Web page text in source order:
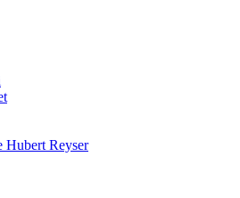
Hubert Reyser